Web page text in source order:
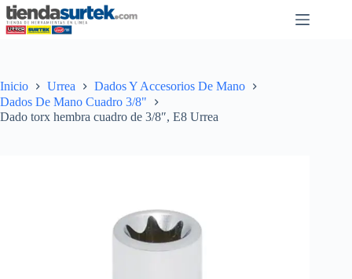
Saltar
al
contenido
Inicio Urrea
Dados Y Accesorios De Mano
Dados De Mano Cuadro 3/8"
Dado torx hembra cuadro de 3/8″, E8 Urrea